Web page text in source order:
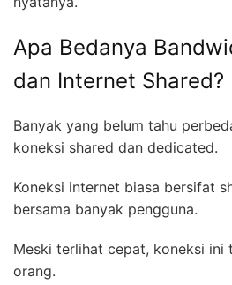
Apa Bedanya
dan Internet Shared?
Banyak yang belum tahu
koneksi shared dan dedicated.
Koneksi internet biasa bersifat
bersama banyak pengguna.
Meski terlihat cepat, koneksi ini
orang.